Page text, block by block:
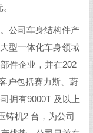
公司车身结构件产
型一体化车身领域
件企业，并在202
户包括赛力斯、蔚
拥有9000T 及以上
铸机2 台，为公司